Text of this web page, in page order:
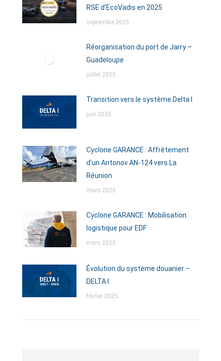
RSE d’EcoVadis en 2025
septembre 2025
Réorganisation du port de Jarry –
Guadeloupe
juillet 2025
Transition vers le système Delta I
juin 2025
Cyclone GARANCE : Affrètement
d’un Antonov AN-124 vers La
Réunion
mars 2025
Cyclone GARANCE : Mobilisation
logistique pour EDF
mars 2025
Évolution du système douanier –
DELTA I
février 2025